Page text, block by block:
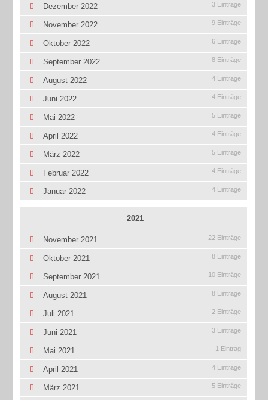
Dezember 2022 3 Einträge
November 2022 9 Einträge
Oktober 2022 6 Einträge
September 2022 8 Einträge
August 2022 4 Einträge
Juni 2022 4 Einträge
Mai 2022 5 Einträge
April 2022 4 Einträge
März 2022 5 Einträge
Februar 2022 4 Einträge
Januar 2022 4 Einträge
2021
November 2021 22 Einträge
Oktober 2021 8 Einträge
September 2021 10 Einträge
August 2021 8 Einträge
Juli 2021 2 Einträge
Juni 2021 3 Einträge
Mai 2021 1 Eintrag
April 2021 4 Einträge
März 2021 5 Einträge